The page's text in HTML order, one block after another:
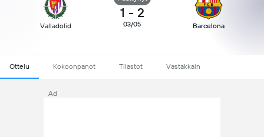
Valladolid
1 - 2
03/05 Barcelona
Ottelu Kokoonpanot Tilastot Vastakkain
Ad